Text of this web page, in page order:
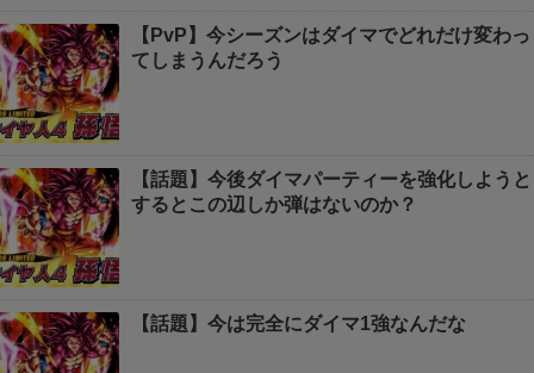
【PvP】今シーズンはダイマでどれだけ変わっ
てしまうんだろう
【話題】今後ダイマパーティーを強化しようと
するとこの辺しか弾はないのか？
【話題】今は完全にダイマ1強なんだな